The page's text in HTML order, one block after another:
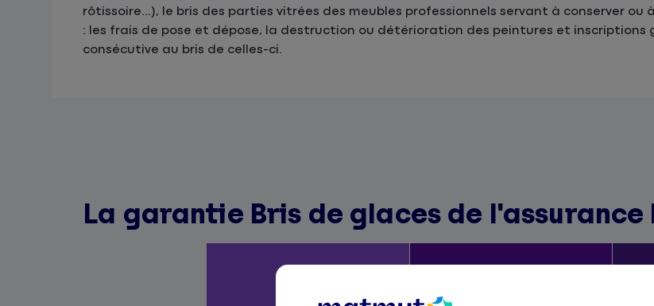
rôtissoire...), le bris des parties vitrées des meubles professionnels servant à conserver ou
: les frais de pose et dépose, la destruction ou détérioration des peintures et inscriptions
consécutive au bris de celles-ci.
La garantie Bris de glaces de